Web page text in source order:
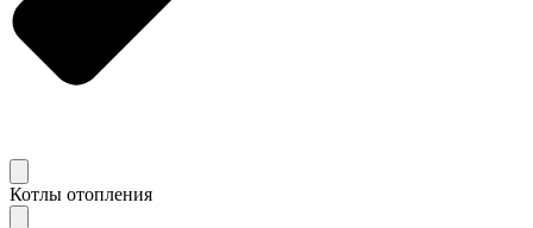
Котлы отопления